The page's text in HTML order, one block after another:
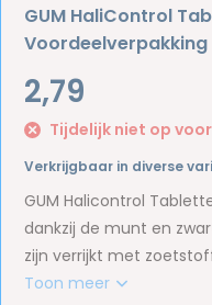
GUM HaliControl
Voordeelverpakking
2,79
Tijdelijk niet op
Verkrijgbaar in diverse
GUM Halicontrol
dankzij de munt en
zijn verrijkt met
Toon meer